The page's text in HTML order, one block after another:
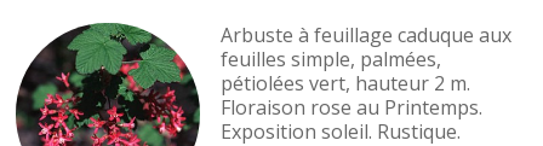
Arbuste à feuillage caduque aux
feuilles simple, palmées,
pétiolées vert, hauteur 2 m.
Floraison rose au Printemps.
Exposition soleil. Rustique.